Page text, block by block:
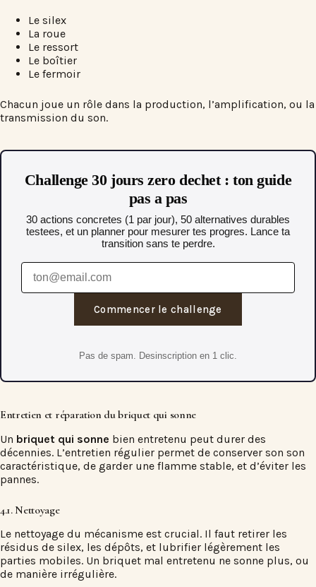
Le silex
La roue
Le ressort
Le boîtier
Le fermoir
Chacun joue un rôle dans la production, l’amplification, ou la
transmission du son.
Challenge 30 jours zero dechet : ton guide
pas a pas
30 actions concretes (1 par jour), 50 alternatives durables
testees, et un planner pour mesurer tes progres. Lance ta
transition sans te perdre.
Commencer le challenge
Pas de spam. Desinscription en 1 clic.
Entretien et réparation du briquet qui sonne
Un briquet qui sonne bien entretenu peut durer des
décennies. L’entretien régulier permet de conserver son son
caractéristique, de garder une flamme stable, et d’éviter les
pannes.
4.1. Nettoyage
Le nettoyage du mécanisme est crucial. Il faut retirer les
résidus de silex, les dépôts, et lubrifier légèrement les
parties mobiles. Un briquet mal entretenu ne sonne plus, ou
de manière irrégulière.